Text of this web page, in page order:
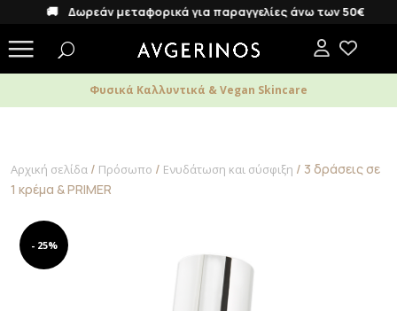
🚚 Δωρεάν μεταφορικά για παραγγελίες άνω των 50€
Φυσικά Καλλυντικά & Vegan Skincare
Αρχική σελίδα / Πρόσωπο / Ενυδάτωση και σύσφιξη / 3 δράσεις σε
1 κρέμα & PRIMER
- 25%